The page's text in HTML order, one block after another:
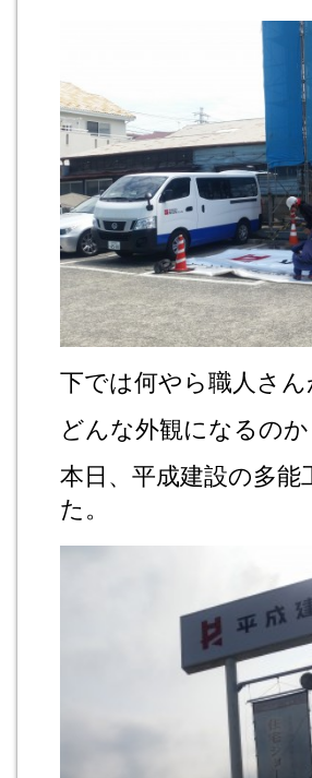
下では何やら職人さ
どんな外観になるの
本日、平成建設の多
た。